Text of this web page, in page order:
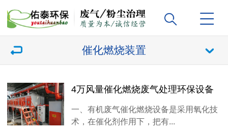
催化燃烧装置
4万风量催化燃烧废气处理环保设备
一、有机废气催化燃烧设备是采用氧化技
术，在催化剂作用下，把有...